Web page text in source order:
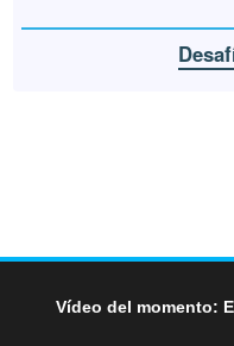
Vídeo del momento: